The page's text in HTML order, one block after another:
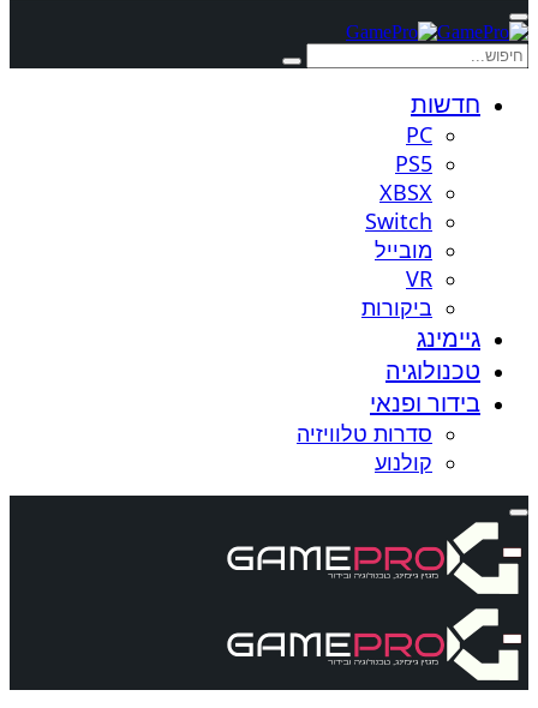
חדשות
PC
PS5
XBSX
Switch
מובייל
VR
ביקורות
גיימינג
טכנולוגיה
בידור ופנאי
סדרות טלוויזיה
קולנוע